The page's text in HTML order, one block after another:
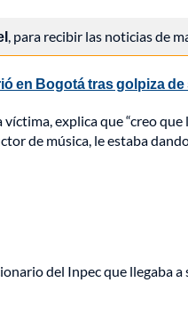
, para recibir las noticias de
en Bogotá tras golpiza
explica que “creo
de música, le estaba
del Inpec que llegaba a